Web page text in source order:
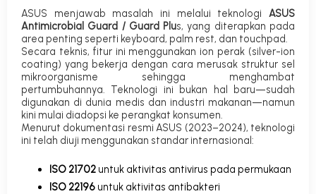
ASUS menjawab masalah ini melalui teknologi ASUS
Antimicrobial Guard / Guard Plus, yang diterapkan pada
area penting seperti keyboard, palm rest, dan touchpad.
Secara teknis, fitur ini menggunakan ion perak (silver-ion
coating) yang bekerja dengan cara merusak struktur sel
mikroorganisme sehingga menghambat
pertumbuhannya. Teknologi ini bukan hal baru—sudah
digunakan di dunia medis dan industri makanan—namun
kini mulai diadopsi ke perangkat konsumen.
Menurut dokumentasi resmi ASUS (2023–2024), teknologi
ini telah diuji menggunakan standar internasional:
ISO 21702 untuk aktivitas antivirus pada permukaan
ISO 22196 untuk aktivitas antibakteri